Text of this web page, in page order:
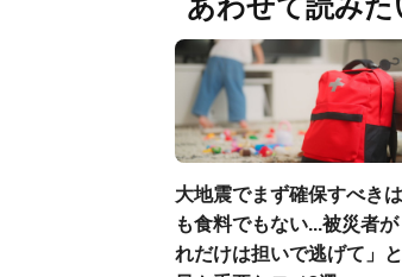
あわせて読みた
大地震でまず確保すべき
も食料でもない...被災者が
れだけは担いで逃げて」